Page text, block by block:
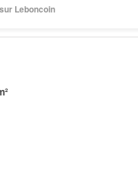
Leboncoin